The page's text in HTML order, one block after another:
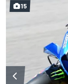
15